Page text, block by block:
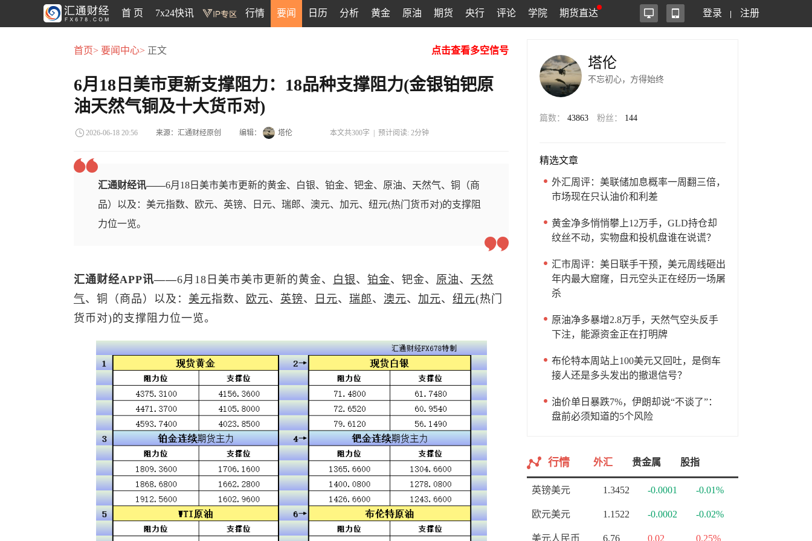
首 页 7x24快讯 行情 要闻 日历 分析 黄金 原油 期货 央行 评论 学院 期货直达 登录 注册
首页> 要闻中心> 正文 点击查看多空信号
6月18日美市更新支撑阻力：18品种支撑阻力(金银铂钯原
油天然气铜及十大货币对)
2026-06-18 20:56 来源：汇通财经原创 编辑： 塔伦 本文共300字 | 预计阅读: 2分钟
汇通财经讯——6月18日美市美市更新的黄金、白银、铂金、钯金、原油、天然气、铜（商
品）以及：美元指数、欧元、英镑、日元、瑞郎、澳元、加元、纽元(热门货币对)的支撑阻
力位一览。
汇通财经APP讯——6月18日美市美市更新的黄金、 白银、 铂金、钯金、 原油、 天然
气、铜（商品）以及： 美元指数、 欧元、 英镑、 日元、 瑞郎、 澳元、 加元、 纽元(热门
货币对)的支撑阻力位一览。
塔伦
不忘初心，方得始终
篇数： 43863 粉丝： 144
精选文章
外汇周评：美联储加息概率一周翻三倍，
市场现在只认油价和利差
黄金净多悄悄攀上12万手，GLD持仓却
纹丝不动，实物盘和投机盘谁在说谎？
汇市周评：美日联手干预，美元周线砸出
年内最大窟窿，日元空头正在经历一场屠
杀
原油净多暴增2.8万手，天然气空头反手
下注，能源资金正在打明牌
布伦特本周站上100美元又回吐，是倒车
接人还是多头发出的撤退信号？
油价单日暴跌7%，伊朗却说“不谈了”：
盘前必须知道的5个风险
行情 外汇 贵金属 股指
英镑美元 1.3452 -0.0001 -0.01%
欧元美元 1.1522 -0.0002 -0.02%
美元人民币 6.76 0.02 0.25%